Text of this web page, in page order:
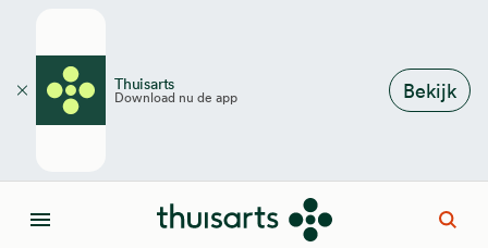
Thuisarts
Download nu de app Bekijk
Sluiten
Menu